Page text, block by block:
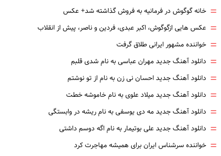
= خانه گوگوش در فرمانیه به فروش گذاشته شد+ عکس
= عکس هایی ازگوگوش، اکبر عبدی، فردین و ناصر، پیش از انقلاب
= خواننده مشهور ایرانی طلاق گرفت
= دانلود آهنگ جدید مهران عباسی به نام شدی قلبم
= دانلود آهنگ جدید احسان نی زن به نام از تو نوشتم
= دانلود آهنگ جدید میلاد علوی به نام خاموشه خطت
= دانلود آهنگ جدید مه دی یوسفی به نام ریشه در وابستگی
= دانلود آهنگ جدید علی بوتیمار به نام اگه دوسم داشتی
= خواننده سرشناس ایران برای همیشه مهاجرت کرد